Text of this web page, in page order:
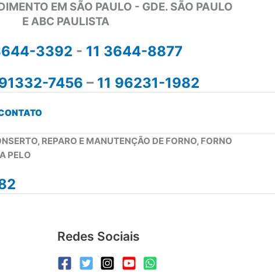
EM SÃO PAULO - GDE. SÃO PAULO
E ABC PAULISTA
3392 - 11 3644-8877
7456 – 11 96231-1982
REPARO E MANUTENÇÃO DE FORNO, FORNO
PELO
Redes Sociais